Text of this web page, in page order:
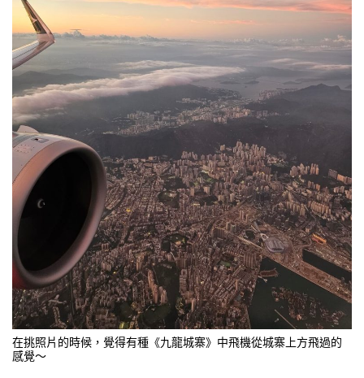
在挑照片的時候，覺得有種《九龍城寨》中飛機從城寨上方飛過的
感覺～